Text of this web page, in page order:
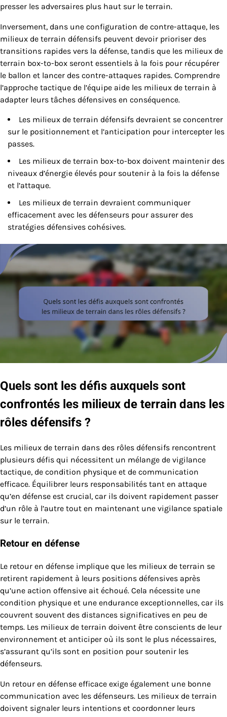
presser les adversaires plus haut sur le terrain.
Inversement, dans une configuration de contre-attaque, les
milieux de terrain défensifs peuvent devoir prioriser des
transitions rapides vers la défense, tandis que les milieux de
terrain box-to-box seront essentiels à la fois pour récupérer
le ballon et lancer des contre-attaques rapides. Comprendre
l’approche tactique de l’équipe aide les milieux de terrain à
adapter leurs tâches défensives en conséquence.
Les milieux de terrain défensifs devraient se concentrer
sur le positionnement et l’anticipation pour intercepter les
passes.
Les milieux de terrain box-to-box doivent maintenir des
niveaux d’énergie élevés pour soutenir à la fois la défense
et l’attaque.
Les milieux de terrain devraient communiquer
efficacement avec les défenseurs pour assurer des
stratégies défensives cohésives.
Quels sont les défis auxquels sont
confrontés les milieux de terrain dans les
rôles défensifs ?
Les milieux de terrain dans des rôles défensifs rencontrent
plusieurs défis qui nécessitent un mélange de vigilance
tactique, de condition physique et de communication
efficace. Équilibrer leurs responsabilités tant en attaque
qu’en défense est crucial, car ils doivent rapidement passer
d’un rôle à l’autre tout en maintenant une vigilance spatiale
sur le terrain.
Retour en défense
Le retour en défense implique que les milieux de terrain se
retirent rapidement à leurs positions défensives après
qu’une action offensive ait échoué. Cela nécessite une
condition physique et une endurance exceptionnelles, car ils
couvrent souvent des distances significatives en peu de
temps. Les milieux de terrain doivent être conscients de leur
environnement et anticiper où ils sont le plus nécessaires,
s’assurant qu’ils sont en position pour soutenir les
défenseurs.
Un retour en défense efficace exige également une bonne
communication avec les défenseurs. Les milieux de terrain
doivent signaler leurs intentions et coordonner leurs